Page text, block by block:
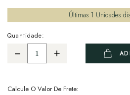
Últimas 1 Unidades
Quantidade:
Calcule O Valor De Frete: